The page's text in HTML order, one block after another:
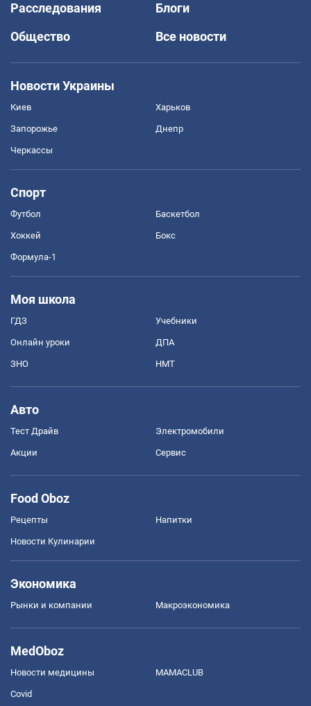
Расследования
Блоги
Общество
Все новости
Новости Украины
Киев Харьков
Запорожье Днепр
Черкассы
Спорт
Футбол Баскетбол
Хоккей Бокс
Формула-1
Моя школа
ГДЗ Учебники
Онлайн уроки ДПА
ЗНО НМТ
Авто
Тест Драйв Электромобили
Акции Сервис
Food Oboz
Рецепты Напитки
Новости Кулинарии
Экономика
Рынки и компании Mакроэкономика
MedOboz
Новости медицины MAMACLUB
Covid